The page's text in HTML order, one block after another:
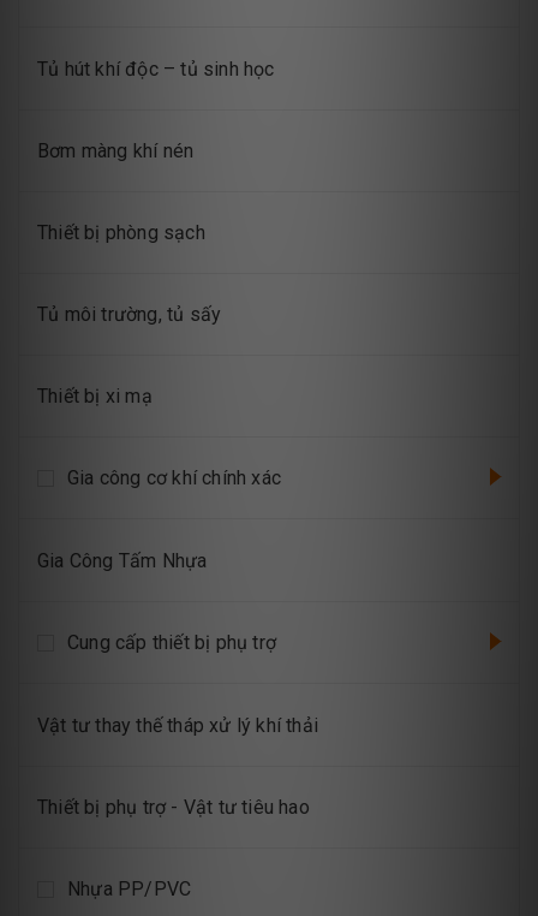
Tủ hút khí độc – tủ sinh học
Bơm màng khí nén
Thiết bị phòng sạch
Tủ môi trường, tủ sấy
Thiết bị xi mạ
Gia công cơ khí chính xác
Gia Công Tấm Nhựa
Cung cấp thiết bị phụ trợ
Vật tư thay thế tháp xử lý khí thải
Thiết bị phụ trợ - Vật tư tiêu hao
Nhựa PP/PVC